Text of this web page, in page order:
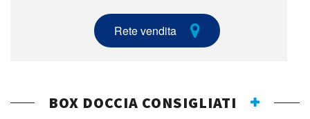
Rete vendita
BOX DOCCIA CONSIGLIATI